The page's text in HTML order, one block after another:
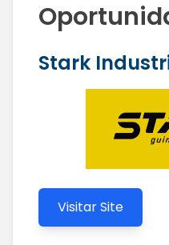
Stark
Visitar Site